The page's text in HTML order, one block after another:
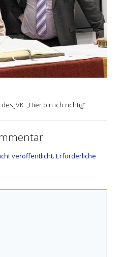
JVK: „Hier bin ich richtig“
veröffentlicht. Erforderliche